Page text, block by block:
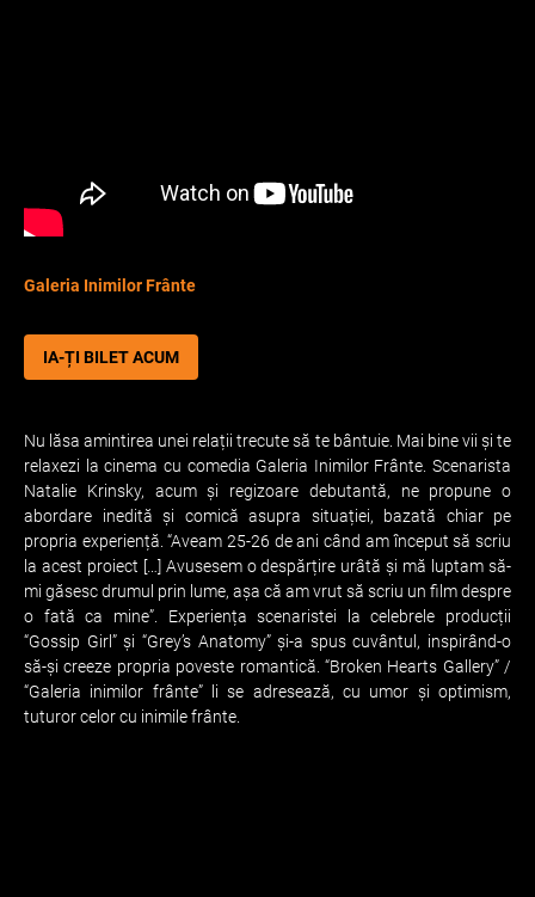
Galeria Inimilor Frânte
IA-ȚI BILET ACUM
Nu lăsa amintirea unei relații trecute să te bântuie. Mai bine vii și te
relaxezi la cinema cu comedia Galeria Inimilor Frânte. Scenarista
Natalie Krinsky, acum și regizoare debutantă, ne propune o
abordare inedită și comică asupra situației, bazată chiar pe
propria experiență. “Aveam 25-26 de ani când am început să scriu
la acest proiect […] Avusesem o despărțire urâtă și mă luptam să-
mi găsesc drumul prin lume, așa că am vrut să scriu un film despre
o fată ca mine”. Experiența scenaristei la celebrele producții
“Gossip Girl” și “Grey’s Anatomy” și-a spus cuvântul, inspirând-o
să-și creeze propria poveste romantică. “Broken Hearts Gallery” /
“Galeria inimilor frânte” li se adresează, cu umor și optimism,
tuturor celor cu inimile frânte.